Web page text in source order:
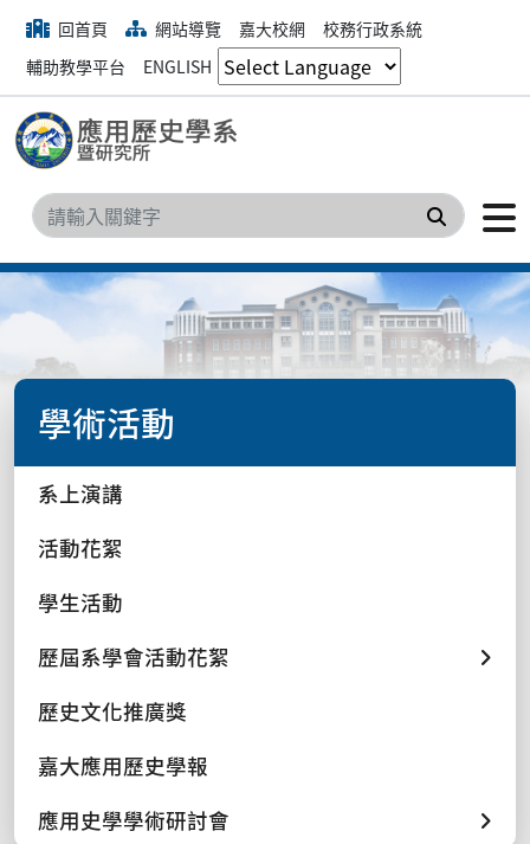
回首頁 網站導覽 嘉大校網
校務行政系統
輔助教學平台
ENGLISH
搜尋
學術活動
系上演講
活動花絮
學生活動
歷屆系學會活動花絮
歷史文化推廣獎
嘉大應用歷史學報
應用史學學術研討會